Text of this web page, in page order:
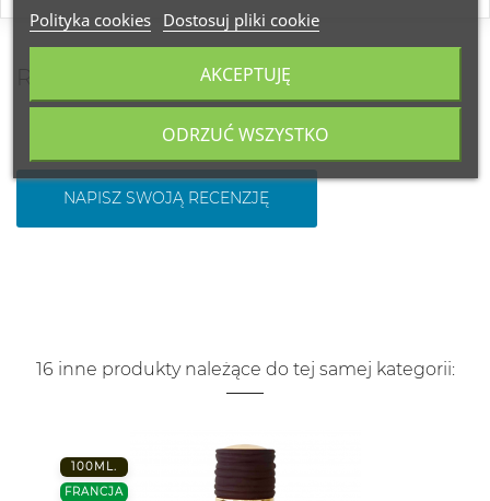
NAPISZ SWOJĄ RECENZJĘ
16 inne produkty należące do tej samej kategorii:
100ML.
FRANCJA
Polityka cookies Dostosuj pliki cookie
ODRZUĆ WSZYSTKO
AKCEPTUJĘ